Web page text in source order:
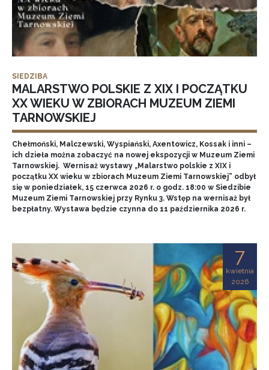
SIEDZIBA
MALARSTWO POLSKIE Z XIX I POCZĄTKU
XX WIEKU W ZBIORACH MUZEUM ZIEMI
TARNOWSKIEJ
Chełmoński, Malczewski, Wyspiański, Axentowicz, Kossak i inni –
ich dzieła można zobaczyć na nowej ekspozycji w Muzeum Ziemi
Tarnowskiej. Wernisaż wystawy „Malarstwo polskie z XIX i
początku XX wieku w zbiorach Muzeum Ziemi Tarnowskiej” odbył
się w poniedziałek, 15 czerwca 2026 r. o godz. 18:00 w Siedzibie
Muzeum Ziemi Tarnowskiej przy Rynku 3. Wstęp na wernisaż był
bezpłatny. Wystawa będzie czynna do 11 października 2026 r.
7
kwietnia
2026